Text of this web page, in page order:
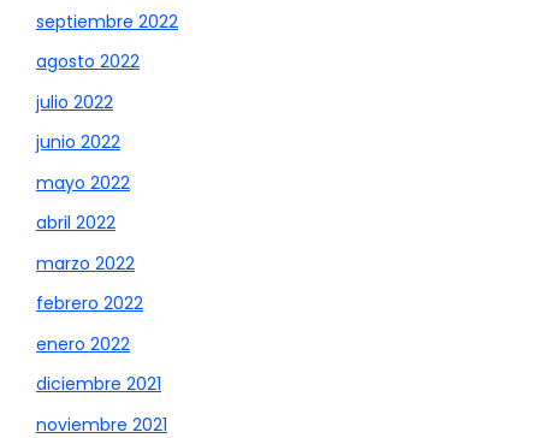
septiembre 2022
agosto 2022
julio 2022
junio 2022
mayo 2022
abril 2022
marzo 2022
febrero 2022
enero 2022
diciembre 2021
noviembre 2021